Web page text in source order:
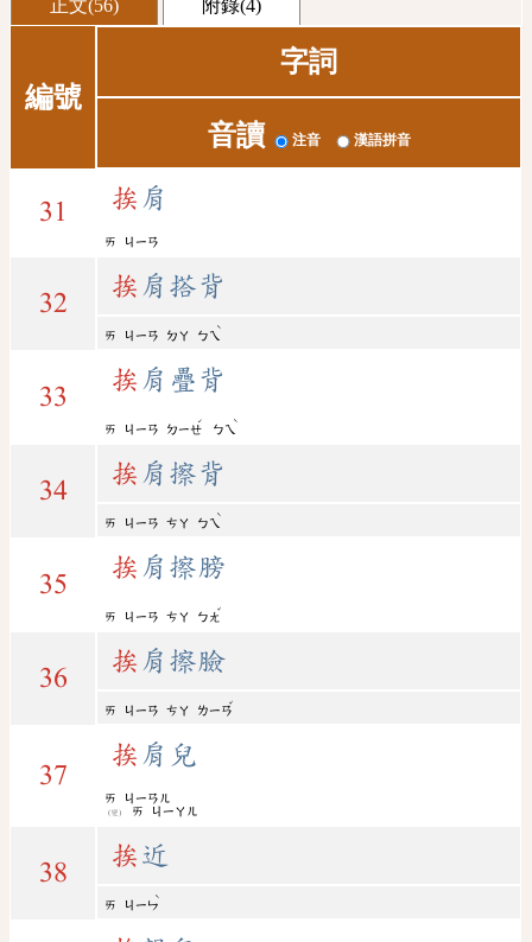
正文(56) 附錄(4)
編號
字詞
音讀 注音 漢語拼音
31 挨 肩
ㄞ ㄐㄧㄢ
32
挨 肩搭背
ㄞ ㄐㄧㄢ ㄉㄚ ㄅㄟ
ˋ
33
挨 肩疊背
ㄞ ㄐㄧㄢ ㄉㄧㄝ
ˊ
ㄅㄟ
ˋ
34
挨 肩擦背
ㄞ ㄐㄧㄢ ㄘㄚ ㄅㄟ
ˋ
35
挨 肩擦膀
ㄞ ㄐㄧㄢ ㄘㄚ ㄅㄤ
ˇ
36
挨 肩擦臉
ㄞ ㄐㄧㄢ ㄘㄚ ㄌㄧㄢ
ˇ
37
挨 肩兒
ㄞ ㄐㄧㄢㄦ
(變) ㄞ ㄐㄧㄚㄦ
38
挨 近
ㄞ ㄐㄧㄣ
ˋ